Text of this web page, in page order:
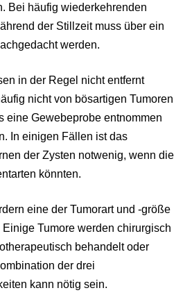
Bei häufig wiederkehrenden
der Stillzeit muss über ein
werden.
in der Regel nicht entfernt
nicht von bösartigen Tumoren
eine Gewebeprobe entnommen
In einigen Fällen ist das
der Zysten notwenig, wenn die
könnten.
eine der Tumorart und -größe
Tumore werden chirurgisch
behandelt oder
der drei
kann nötig sein.